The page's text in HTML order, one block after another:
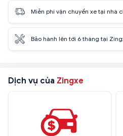
Miễn phí vận chuyển xe tại nhà
Bảo hành lên tới 6 tháng tại
Dịch vụ của Zingxe